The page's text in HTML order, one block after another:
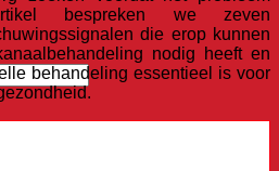
bespreken we zeven
die erop kunnen
nodig heeft en
behandeling essentieel is voor